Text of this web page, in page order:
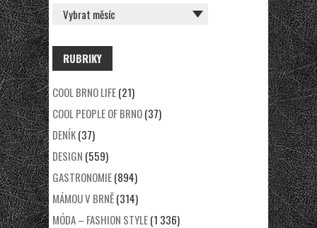
RUBRIKY
COOL BRNO LIFE(21)
COOL PEOPLE OF BRNO(37)
DENÍK(37)
DESIGN (559)
GASTRONOMIE(894)
MÁMOU V BRNĚ(314)
MÓDA – FASHION STYLE(1 336)